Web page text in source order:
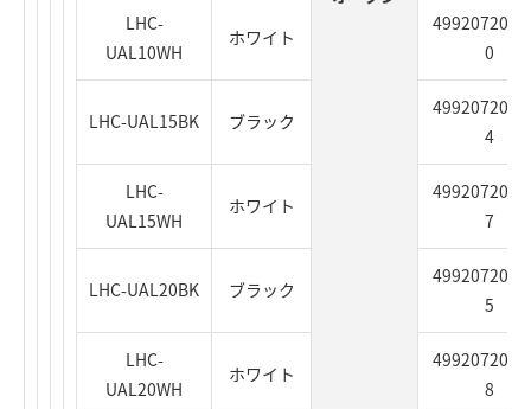
LHC-
UAL10WH
ホワイト
0
LHC-UAL15BK ブラック
4
LHC-
UAL15WH
ホワイト
7
LHC-UAL20BK ブラック
5
LHC-
UAL20WH
ホワイト
8